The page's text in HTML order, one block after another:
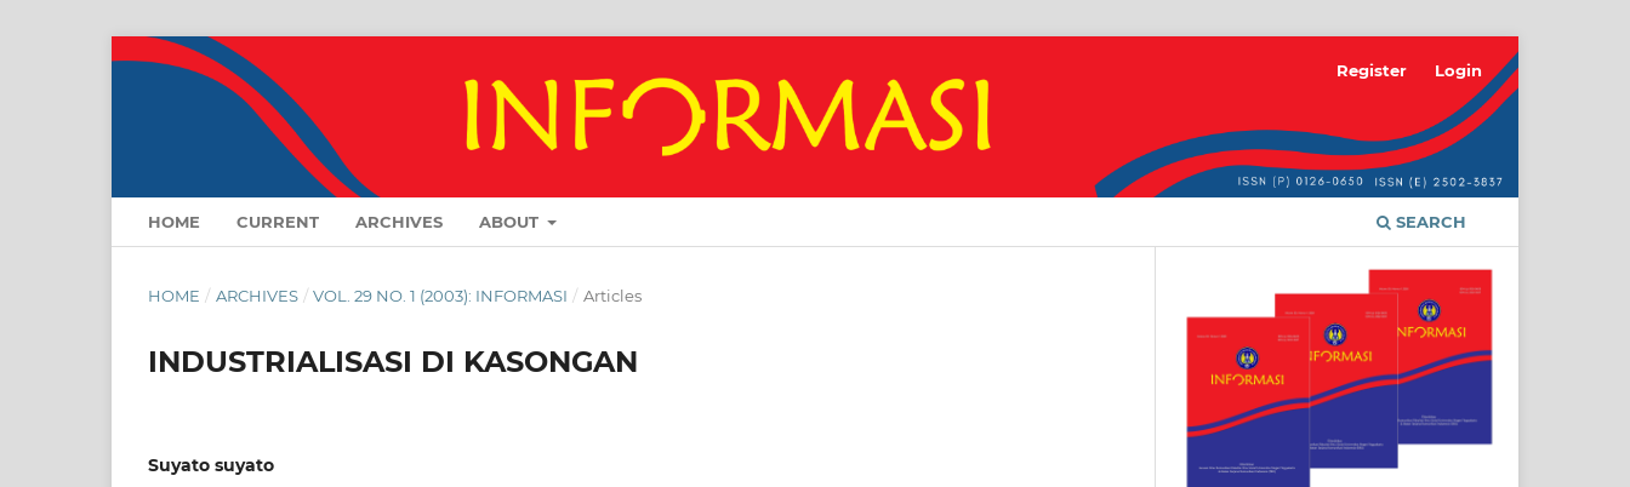
HOME CURRENT ARCHIVES ABOUT SEARCH
Register Login
HOME / ARCHIVES / VOL. 29 NO. 1 (2003): INFORMASI / Articles
INDUSTRIALISASI DI KASONGAN
Suyato suyato